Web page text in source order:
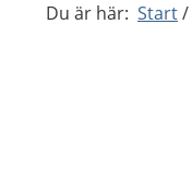
Du är här: Start